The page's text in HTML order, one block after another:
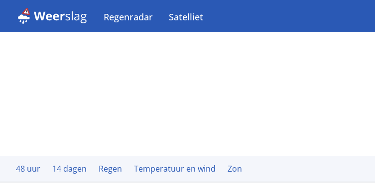
Regenradar Satelliet
48 uur 14 dagen Regen Temperatuur en wind Zon